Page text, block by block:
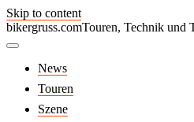
Skip to content
bikergruss.comTouren, Technik und
News
Touren
Szene